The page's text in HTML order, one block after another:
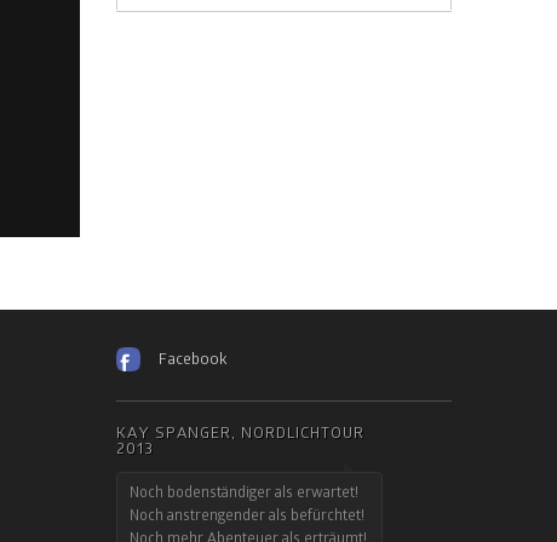
Facebook
KAY SPANGER, NORDLICHTOUR
2013
Noch bodenständiger als erwartet!
Noch anstrengender als befürchtet!